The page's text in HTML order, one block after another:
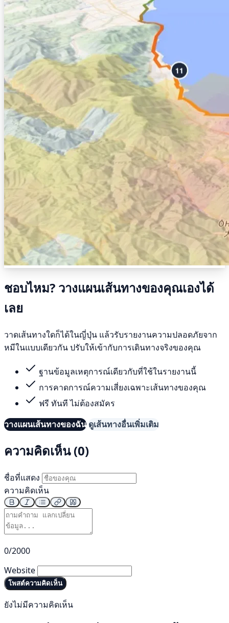
ชอบไหม? วางแผนเส้นทางของคุณเองได้
เลย
วาดเส้นทางใดก็ได้ในญี่ปุ่น แล้วรับรายงานความปลอดภัยจาก
หมีในแบบเดียวกัน ปรับให้เข้ากับการเดินทางจริงของคุณ
ฐานข้อมูลเหตุการณ์เดียวกับที่ใช้ในรายงานนี้
การคาดการณ์ความเสี่ยงเฉพาะเส้นทางของคุณ
ฟรี ทันที ไม่ต้องสมัคร
วางแผนเส้นทางของฉัน ดูเส้นทางอื่นเพิ่มเติม
ความคิดเห็น (0)
ชื่อที่แสดง
ความคิดเห็น
0/2000
Website
โพสต์ความคิดเห็น
ยังไม่มีความคิดเห็น